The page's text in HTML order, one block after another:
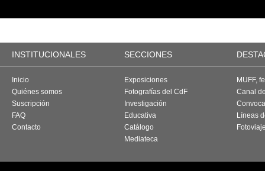
INSTITUCIONALES SECCIONES
Inicio
Quiénes somos
Suscripción
FAQ
Contacto
Exposiciones
Fotografías del CdF
Investigación
Educativa
Catálogo
Mediateca
MUFF,
Canal
Líneas